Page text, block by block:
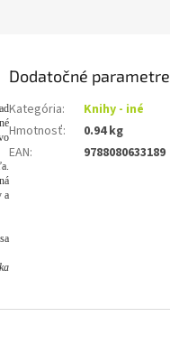
a
Dodatočné parametre
Kategória:
Knihy - iné
Hmotnosť:
0.94 kg
EAN: 9788080633189